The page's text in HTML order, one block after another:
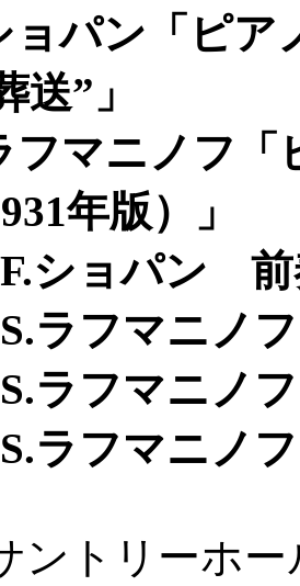
ョパン「ピ
送”」
フマニノフ
年版）」
F.ショパン
ラフマニノ
ラフマニノ
ラフマニノ
ントリーホ